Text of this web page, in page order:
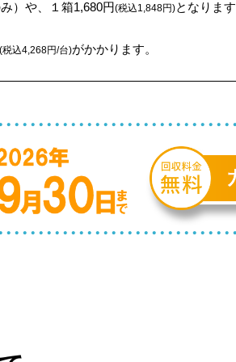
）や、１箱1,680円(税込1,848円)となりま
(税込4,268円/台)がかかります。